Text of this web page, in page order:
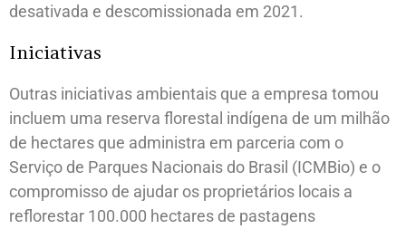
desativada e descomissionada em 2021.
Iniciativas
Outras iniciativas ambientais que a empresa tomou
incluem uma reserva florestal indígena de um milhão
de hectares que administra em parceria com o
Serviço de Parques Nacionais do Brasil (ICMBio) e o
compromisso de ajudar os proprietários locais a
reflorestar 100.000 hectares de pastagens